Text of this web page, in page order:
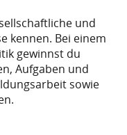
und
kennen. Bei einem
gewinnst du
Aufgaben und
sowie